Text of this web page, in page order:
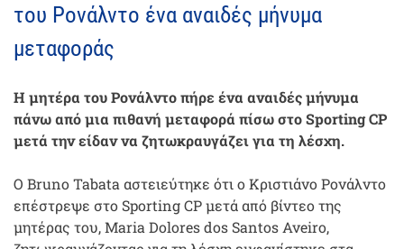
του Ρονάλντο ένα αναιδές μήνυμα
μεταφοράς
Η μητέρα του Ρονάλντο πήρε ένα αναιδές μήνυμα
πάνω από μια πιθανή μεταφορά πίσω στο Sporting CP
μετά την είδαν να ζητωκραυγάζει για τη λέσχη.
Ο Bruno Tabata αστειεύτηκε ότι ο Κριστιάνο Ρονάλντο
επέστρεψε στο Sporting CP μετά από βίντεο της
μητέρας του, Maria Dolores dos Santos Aveiro,